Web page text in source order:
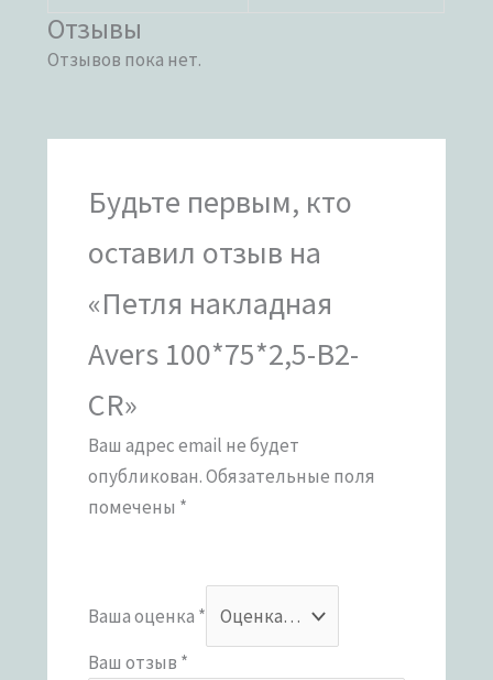
Отзывы
Отзывов пока нет.
Будьте первым, кто
оставил отзыв на
«Петля накладная
Avers 100*75*2,5-B2-
CR»
Ваш адрес email не будет
опубликован.Обязательные поля
помечены *
Ваша оценка *
Ваш отзыв *